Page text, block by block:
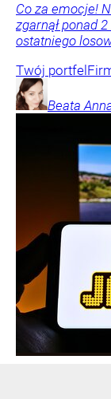
Co za emocje!
zgarnął ponad
ostatniego
Twój portfel
Beata